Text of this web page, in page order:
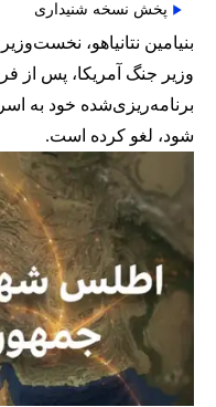
پخش نسخه شنیداری
بنیامین نتانیاهو،
وزیر جنگ آمریکا، پس از
برنامه‌ریزی‌شده خود به
شود، لغو کرده است.